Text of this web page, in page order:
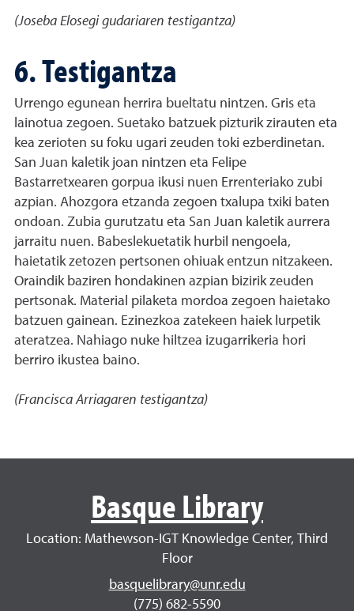
(Joseba Elosegi gudariaren testigantza)
6. Testigantza
Urrengo egunean herrira bueltatu nintzen. Gris eta
lainotua zegoen. Suetako batzuek pizturik zirauten eta
kea zerioten su foku ugari zeuden toki ezberdinetan.
San Juan kaletik joan nintzen eta Felipe
Bastarretxearen gorpua ikusi nuen Errenteriako zubi
azpian. Ahozgora etzanda zegoen txalupa txiki baten
ondoan. Zubia gurutzatu eta San Juan kaletik aurrera
jarraitu nuen. Babeslekuetatik hurbil nengoela,
haietatik zetozen pertsonen ohiuak entzun nitzakeen.
Oraindik baziren hondakinen azpian bizirik zeuden
pertsonak. Material pilaketa mordoa zegoen haietako
batzuen gainean. Ezinezkoa zatekeen haiek lurpetik
ateratzea. Nahiago nuke hiltzea izugarrikeria hori
berriro ikustea baino.
(Francisca Arriagaren testigantza)
Basque Library
Location: Mathewson-IGT Knowledge Center, Third
Floor
basquelibrary@unr.edu
(775) 682-5590